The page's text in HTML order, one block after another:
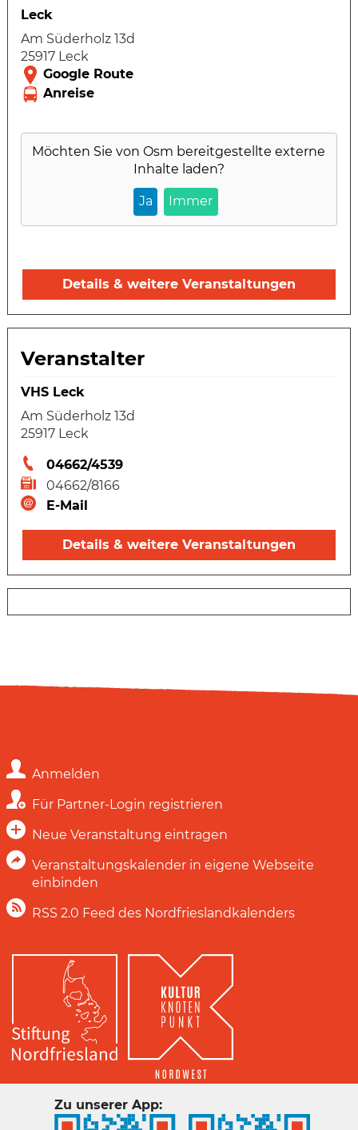
Leck
Am Süderholz 13d
25917 Leck
Möchten Sie vonOsm bereitgestellte externe
Inhalte laden?
Ja Immer
Details & weitere Veranstaltungen
Veranstalter
VHS Leck
Am Süderholz 13d
25917 Leck
04662/4539
04662/8166
E-Mail
Details & weitere Veranstaltungen
Anmelden
Für Partner-Login registrieren
Neue Veranstaltung eintragen
Veranstaltungskalender in eigene Webseite
einbinden
RSS 2.0 Feed des Nordfrieslandkalenders
Zu unserer App: